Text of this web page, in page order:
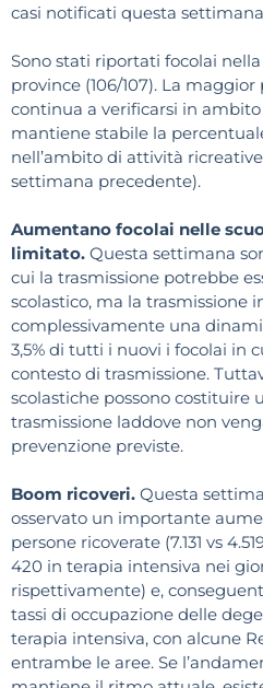
casi notificati questa
Sono stati riportati focolai
province (106/107). La
continua a verificarsi in ambito
mantiene stabile la
nell’ambito di attività ricreative
settimana precedente).
Aumentano focolai nelle
limitato. Questa settimana
cui la trasmissione potrebbe
scolastico, ma la trasmissione
complessivamente una
3,5% di tutti i nuovi i focolai in
contesto di trasmissione.
scolastiche possono costituire
trasmissione laddove non
prevenzione previste.
Boom ricoveri. Questa
osservato un importante
persone ricoverate (7.131 vs
420 in terapia intensiva nei
rispettivamente) e,
tassi di occupazione delle
terapia intensiva, con alcune
entrambe le aree. Se